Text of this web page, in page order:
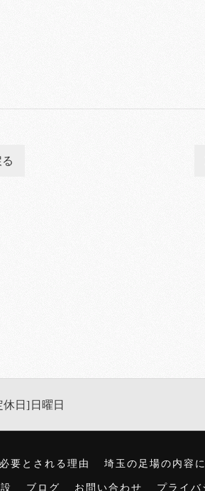
日]日曜日
要とされる理由 埼玉の足場の内容
ブログ お問い合わせ プライバ